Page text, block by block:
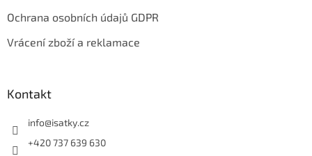
Ochrana osobních údajů GDPR
Vrácení zboží a reklamace
Kontakt
info@isatky.cz
+420 737 639 630